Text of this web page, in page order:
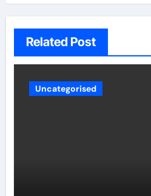
Related Post
Uncategorised